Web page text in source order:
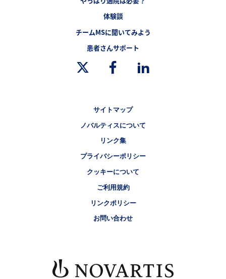
体験談
チームMSに聞いてみよう
患者さんサポート
サイトマップ
ノバルティスについて
リンク集
プライバシーポリシー
クッキーについて
ご利用規約
リンクポリシー
お問い合わせ